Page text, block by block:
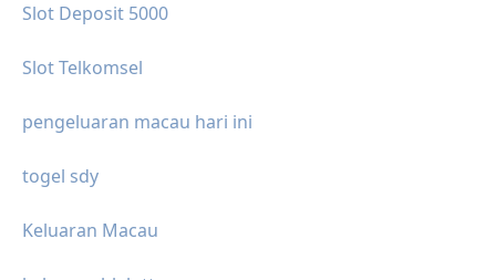
Slot Deposit 5000
Slot Telkomsel
pengeluaran macau hari ini
togel sdy
Keluaran Macau